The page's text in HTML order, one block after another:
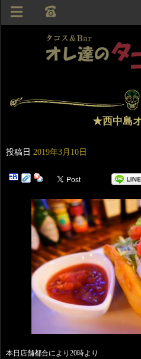
★西中島
投稿日 2019年3月10日
本日店舗都合により20時より